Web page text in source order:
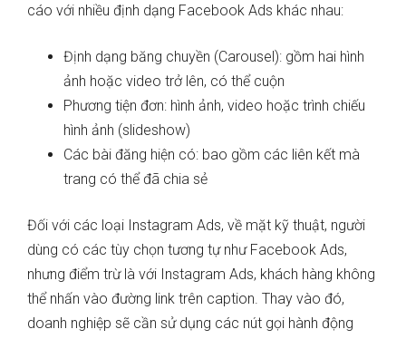
cáo với nhiều định dạng Facebook Ads khác nhau:
Định dạng băng chuyền (Carousel): gồm hai hình
ảnh hoặc video trở lên, có thể cuộn
Phương tiện đơn: hình ảnh, video hoặc trình chiếu
hình ảnh (slideshow)
Các bài đăng hiện có: bao gồm các liên kết mà
trang có thể đã chia sẻ
Đối với các loại Instagram Ads, về mặt kỹ thuật, người
dùng có các tùy chọn tương tự như Facebook Ads,
nhưng điểm trừ là với Instagram Ads, khách hàng không
thể nhấn vào đường link trên caption. Thay vào đó,
doanh nghiệp sẽ cần sử dụng các nút gọi hành động